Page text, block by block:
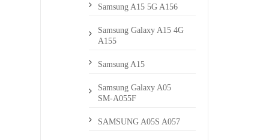
Samsung A15 5G A156
Samsung Galaxy A15 4G
A155
Samsung A15
Samsung Galaxy A05
SM-A055F
SAMSUNG A05S A057